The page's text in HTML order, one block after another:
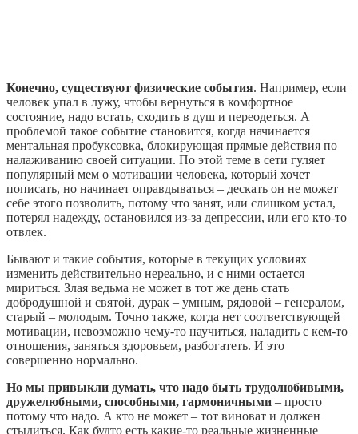
Конечно, существуют физические события. Например, если
человек упал в лужу, чтобы вернуться в комфортное
состояние, надо встать, сходить в душ и переодеться. А
проблемой такое событие становится, когда начинается
ментальная пробуксовка, блокирующая прямые действия по
налаживанию своей ситуации. По этой теме в сети гуляет
популярный мем о мотивации человека, который хочет
пописать, но начинает оправдываться – дескать он не может
себе этого позволить, потому что занят, или слишком устал,
потерял надежду, остановился из-за депрессии, или его кто-то
отвлек.
Бывают и такие события, которые в текущих условиях
изменить действительно нереально, и с ними остается
мириться. Злая ведьма не может в тот же день стать
добродушной и святой, дурак – умным, рядовой – генералом,
старый – молодым. Точно также, когда нет соответствующей
мотивации, невозможно чему-то научиться, наладить с кем-то
отношения, заняться здоровьем, разбогатеть. И это
совершенно нормально.
Но мы привыкли думать, что надо быть трудолюбивыми,
дружелюбными, способными, гармоничными – просто
потому что надо. А кто не может – тот виноват и должен
стыдиться. Как будто есть какие-то реальные жизненные